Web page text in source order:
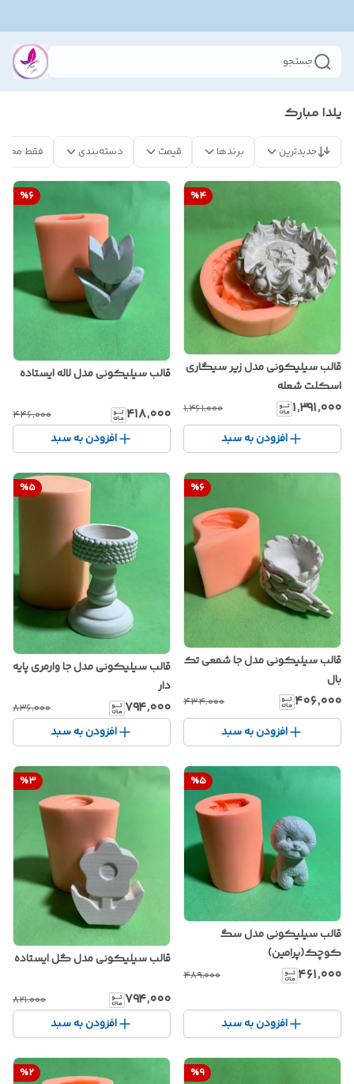
جستجو
یلدا مبارک
جدیدترین برندها قیمت دسته‌بندی فقط
%4
قالب سیلیکونی مدل زیر سیگاری
اسکلت شعله
۱٬۳۹۱٬۰۰۰ ۱٬۴۶۱٬۰۰۰
افزودن به سبد
%6
قالب سیلیکونی مدل لاله ایستاده
۴۱۸٬۰۰۰ ۴۴۶٬۰۰۰
افزودن به سبد
%6
قالب سیلیکونی مدل جا شمعی تک
بال
۴۰۶٬۰۰۰ ۴۳۴٬۰۰۰
افزودن به سبد
%5
قالب سیلیکونی مدل جا وارمری پایه
دار
۷۹۴٬۰۰۰ ۸۳۶٬۰۰۰
افزودن به سبد
%5
قالب سیلیکونی مدل سگ
کوچک(پرامین)
۴۶۱٬۰۰۰ ۴۸۹٬۰۰۰
افزودن به سبد
%3
قالب سیلیکونی مدل گل ایستاده
۷۹۴٬۰۰۰ ۸۲۱٬۰۰۰
افزودن به سبد
%9
%2